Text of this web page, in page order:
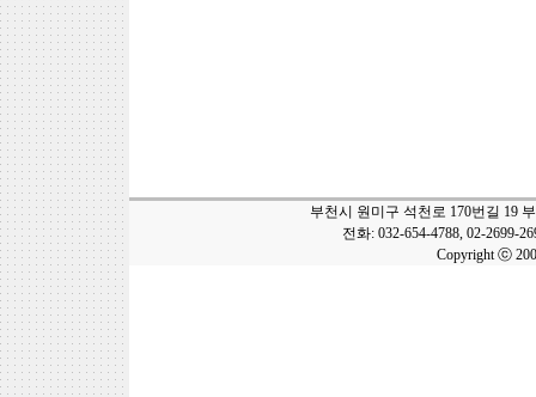
부천시 원미구 석천로 170번길 19
전화: 032-654-4788, 02-2699-
Copyright ⓒ